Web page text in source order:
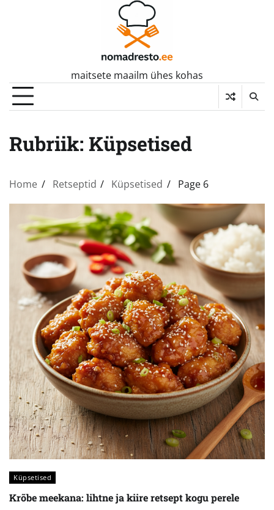
maitsete maailm ühes kohas
Rubriik: Küpsetised
Home Retseptid Küpsetised Page 6
Küpsetised
Krõbe meekana: lihtne ja kiire retsept kogu perele